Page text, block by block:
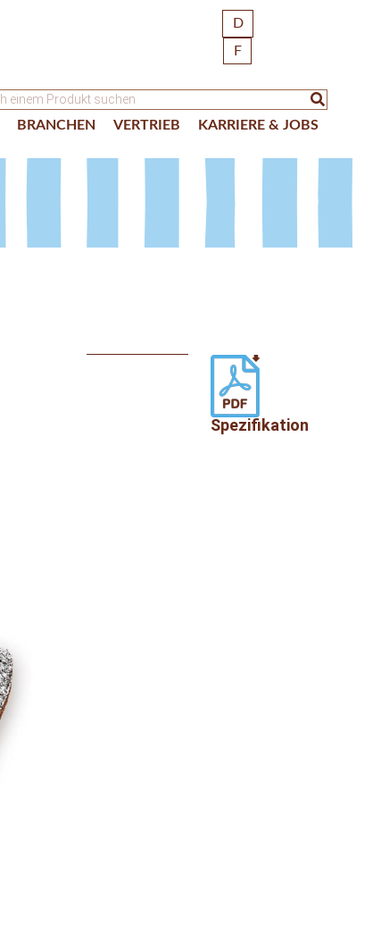
D
F
BRANCHEN VERTRIEB KARRIERE & JOBS
Spezifikation